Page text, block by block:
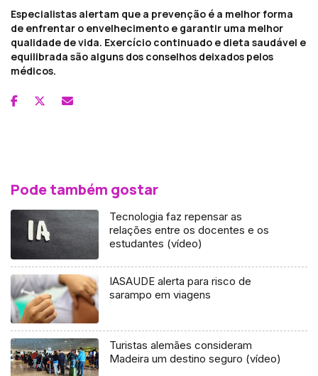
Especialistas alertam que a prevenção é a melhor forma
de enfrentar o envelhecimento e garantir uma melhor
qualidade de vida. Exercício continuado e dieta saudável e
equilibrada são alguns dos conselhos deixados pelos
médicos.
Pode também gostar
Tecnologia faz repensar as
relações entre os docentes e os
estudantes (vídeo)
IASAUDE alerta para risco de
sarampo em viagens
Turistas alemães consideram
Madeira um destino seguro (vídeo)